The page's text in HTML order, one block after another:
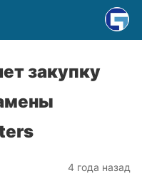
закупку
4 года назад